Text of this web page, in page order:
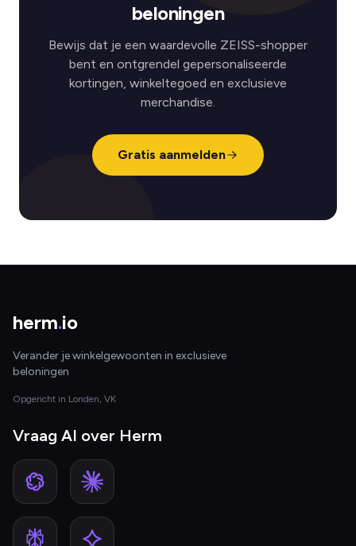
beloningen
Bewijs dat je een waardevolle ZEISS-shopper
bent en ontgrendel gepersonaliseerde
kortingen, winkeltegoed en exclusieve
merchandise.
Gratis aanmelden
herm.io
Verander je winkelgewoonten in exclusieve
beloningen
Opgericht in Londen, VK
Vraag AI over Herm